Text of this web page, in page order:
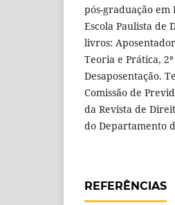
pós-graduação em
Escola Paulista de
livros:
Teoria e Prática,
Desaposentação.
Comissão de
da Revista de
do Departamento
REFERÊNCIAS